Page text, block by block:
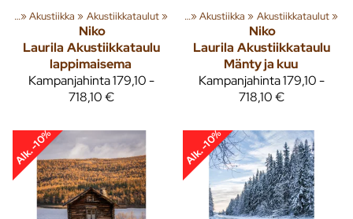
‪»Akustiikka ‪» Akustiikkataulut‪»
Niko
Laurila Akustiikkataulu
lappimaisema
Kampanjahinta179,10 -
718,10 €
Tuoteryhmiä ja tuotteita‪»Sisusta‪»Akustiikka ‪» Akustiikkataulut‪»
Niko
Laurila Akustiikkataulu
Mänty ja kuu
Kampanjahinta179,10 -
718,10 €
Alk. -10% Alk. -10%